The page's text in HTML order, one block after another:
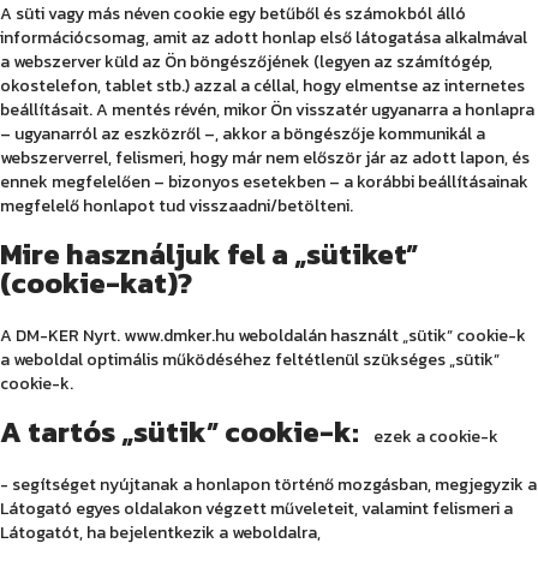
A süti vagy más néven cookie egy betűből és számokból álló
információcsomag, amit az adott honlap első látogatása alkalmával
a webszerver küld az Ön böngészőjének (legyen az számítógép,
okostelefon, tablet stb.) azzal a céllal, hogy elmentse az internetes
beállításait. A mentés révén, mikor Ön visszatér ugyanarra a honlapra
– ugyanarról az eszközről –, akkor a böngészője kommunikál a
webszerverrel, felismeri, hogy már nem először jár az adott lapon, és
ennek megfelelően – bizonyos esetekben – a korábbi beállításainak
megfelelő honlapot tud visszaadni/betölteni.
Mire használjuk fel a „sütiket”
(cookie-kat)?
A DM-KER Nyrt. www.dmker.hu weboldalán használt „sütik” cookie-k
a weboldal optimális működéséhez feltétlenül szükséges „sütik”
cookie-k.
A tartós „sütik” cookie-k:
ezek a cookie-k
- segítséget nyújtanak a honlapon történő mozgásban, megjegyzik a
Látogató egyes oldalakon végzett műveleteit, valamint felismeri a
Látogatót, ha bejelentkezik a weboldalra,